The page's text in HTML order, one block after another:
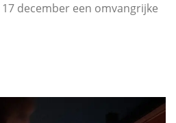
december een omvangrijke